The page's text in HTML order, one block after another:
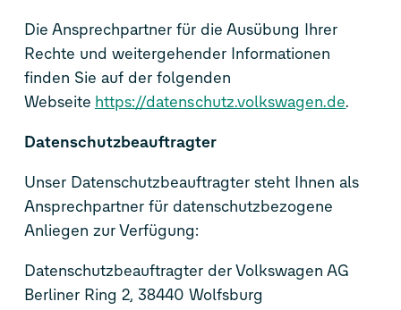
Die Ansprechpartner für die Ausübung Ihrer
Rechte und weitergehender Informationen
finden Sie auf der folgenden
Webseite https://datenschutz.volkswagen.de.
Datenschutzbeauftragter
Unser Datenschutzbeauftragter steht Ihnen als
Ansprechpartner für datenschutzbezogene
Anliegen zur Verfügung:
Datenschutzbeauftragter der Volkswagen AG
Berliner Ring 2, 38440 Wolfsburg